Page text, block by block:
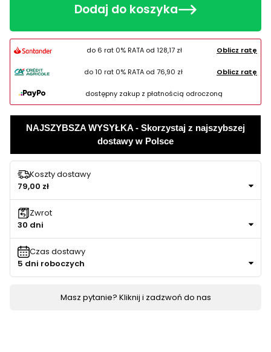
Dodaj do koszyka
do 6 rat 0% RATA od128,17 zł Oblicz ratę
do 10 rat 0% RATA od 76,90 zł Oblicz ratę
dostępny zakup z płatnością odroczoną
NAJSZYBSZA WYSYŁKA - Skorzystaj z najszybszej
dostawy w Polsce
Koszty dostawy
79,00 zł
Zwrot
30 dni
Czas dostawy
5 dni roboczych
Masz pytanie? Kliknij i zadzwoń do nas